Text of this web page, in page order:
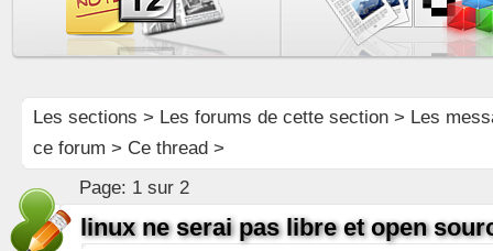
Les sections > Les forums de cette section> Les
ce forum > Ce thread >
Page: 1 sur 2
linux ne serai pas libre et open